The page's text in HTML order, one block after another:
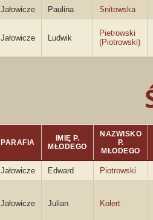
Jałowicze Paulina Snitowska
Jałowicze Ludwik
Pietrowski
(Piotrowski)
PARAFIA
IMIĘ P.
MŁODEGO
NAZWISKO
P.
MŁODEGO
Jałowicze Edward Piotrowski
Jałowicze Julian Kolert